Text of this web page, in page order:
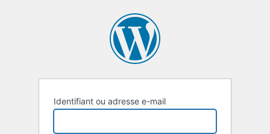
Identifiant ou adresse e-mail